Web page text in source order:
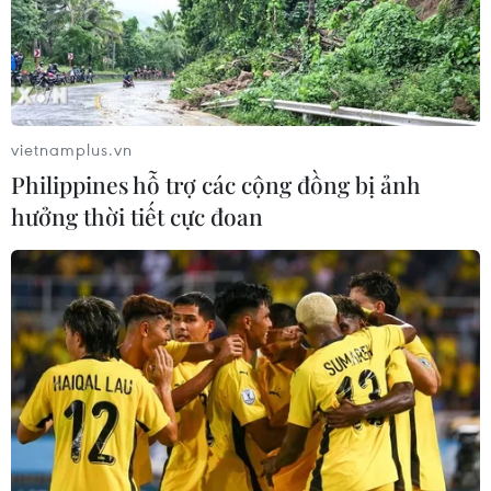
Liên hợp quốc: Xung đột Ukraine trải
qua tháng đẫm máu nhất
05/08/2026 23:47
Xem thêm
CƠ QUAN CHỦ QUẢN: THÔNG TẤN XÃ VIỆT NAM
Tổng Biên tập: TRẦN TIẾN DUẨN
Phó Tổng Biên tập: NGUYỄN THỊ TÁM, KHÚC THANH
vietnamplus.vn
Philippines hỗ trợ các cộng đồng bị ảnh
hưởng thời tiết cực đoan